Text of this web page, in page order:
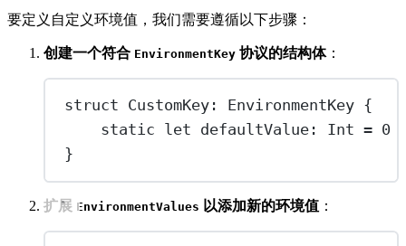
要定义自定义环境值，我们需要遵循以下步骤：
创建一个符合 EnvironmentKey 协议的结构体：
struct CustomKey : EnvironmentKey {
static let defaultValue: Int = 0
}
扩展 EnvironmentValues 以添加新的环境值 ：